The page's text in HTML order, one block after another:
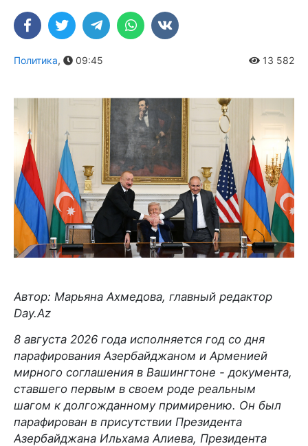
Политика, 09:45 13 582
Автор: Марьяна Ахмедова, главный редактор
Day.Az
8 августа 2026 года исполняется год со дня
парафирования Азербайджаном и Арменией
мирного соглашения в Вашингтоне - документа,
ставшего первым в своем роде реальным
шагом к долгожданному примирению. Он был
парафирован в присутствии Президента
Азербайджана Ильхама Алиева, Президента